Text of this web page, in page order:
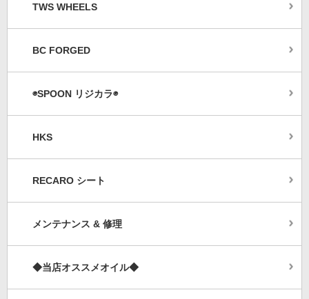
TWS WHEELS
BC FORGED
◉SPOON リジカラ◉
HKS
RECARO シート
メンテナンス & 修理
◆当店オススメオイル◆